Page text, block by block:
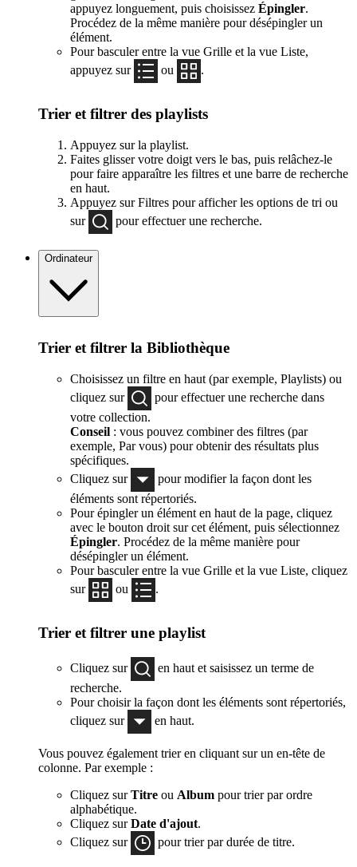
appuyez longuement, puis choisissez Épingler.
Procédez de la même manière pour désépingler un
élément.
Pour basculer entre la vue Grille et la vue Liste,
appuyez sur
ou .
Trier et filtrer des playlists
Appuyez sur la playlist.
Faites glisser votre doigt vers le bas, puis relâchez-le
pour faire apparaître les filtres et une barre de recherche
en haut.
Appuyez sur Filtres pour afficher les options de tri ou
sur
pour effectuer une recherche.
Ordinateur
Trier et filtrer la Bibliothèque
Choisissez un filtre en haut (par exemple, Playlists) ou
cliquez sur
pour effectuer une recherche dans
votre collection.
Conseil : vous pouvez combiner des filtres (par
exemple, Par vous) pour obtenir des résultats plus
spécifiques.
Cliquez sur
pour modifier la façon dont les
éléments sont répertoriés.
Pour épingler un élément en haut de la page, cliquez
avec le bouton droit sur cet élément, puis sélectionnez
Épingler. Procédez de la même manière pour
désépingler un élément.
Pour basculer entre la vue Grille et la vue Liste, cliquez
sur
ou .
Trier et filtrer une playlist
Cliquez sur
en haut et saisissez un terme de
recherche.
Pour choisir la façon dont les éléments sont répertoriés,
cliquez sur
en haut.
Vous pouvez également trier en cliquant sur un en-tête de
colonne. Par exemple :
Cliquez surTitre ou Album pour trier par ordre
alphabétique.
Cliquez surDate d'ajout.
Cliquez sur
pour trier par durée de titre.